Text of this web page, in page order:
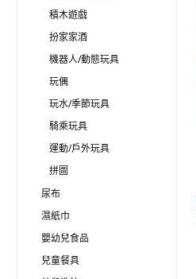
積木遊戲
扮家家酒
機器人/動態玩具
玩偶
玩水/季節玩具
騎乘玩具
運動/戶外玩具
拼圖
尿布
濕紙巾
嬰幼兒食品
兒童餐具